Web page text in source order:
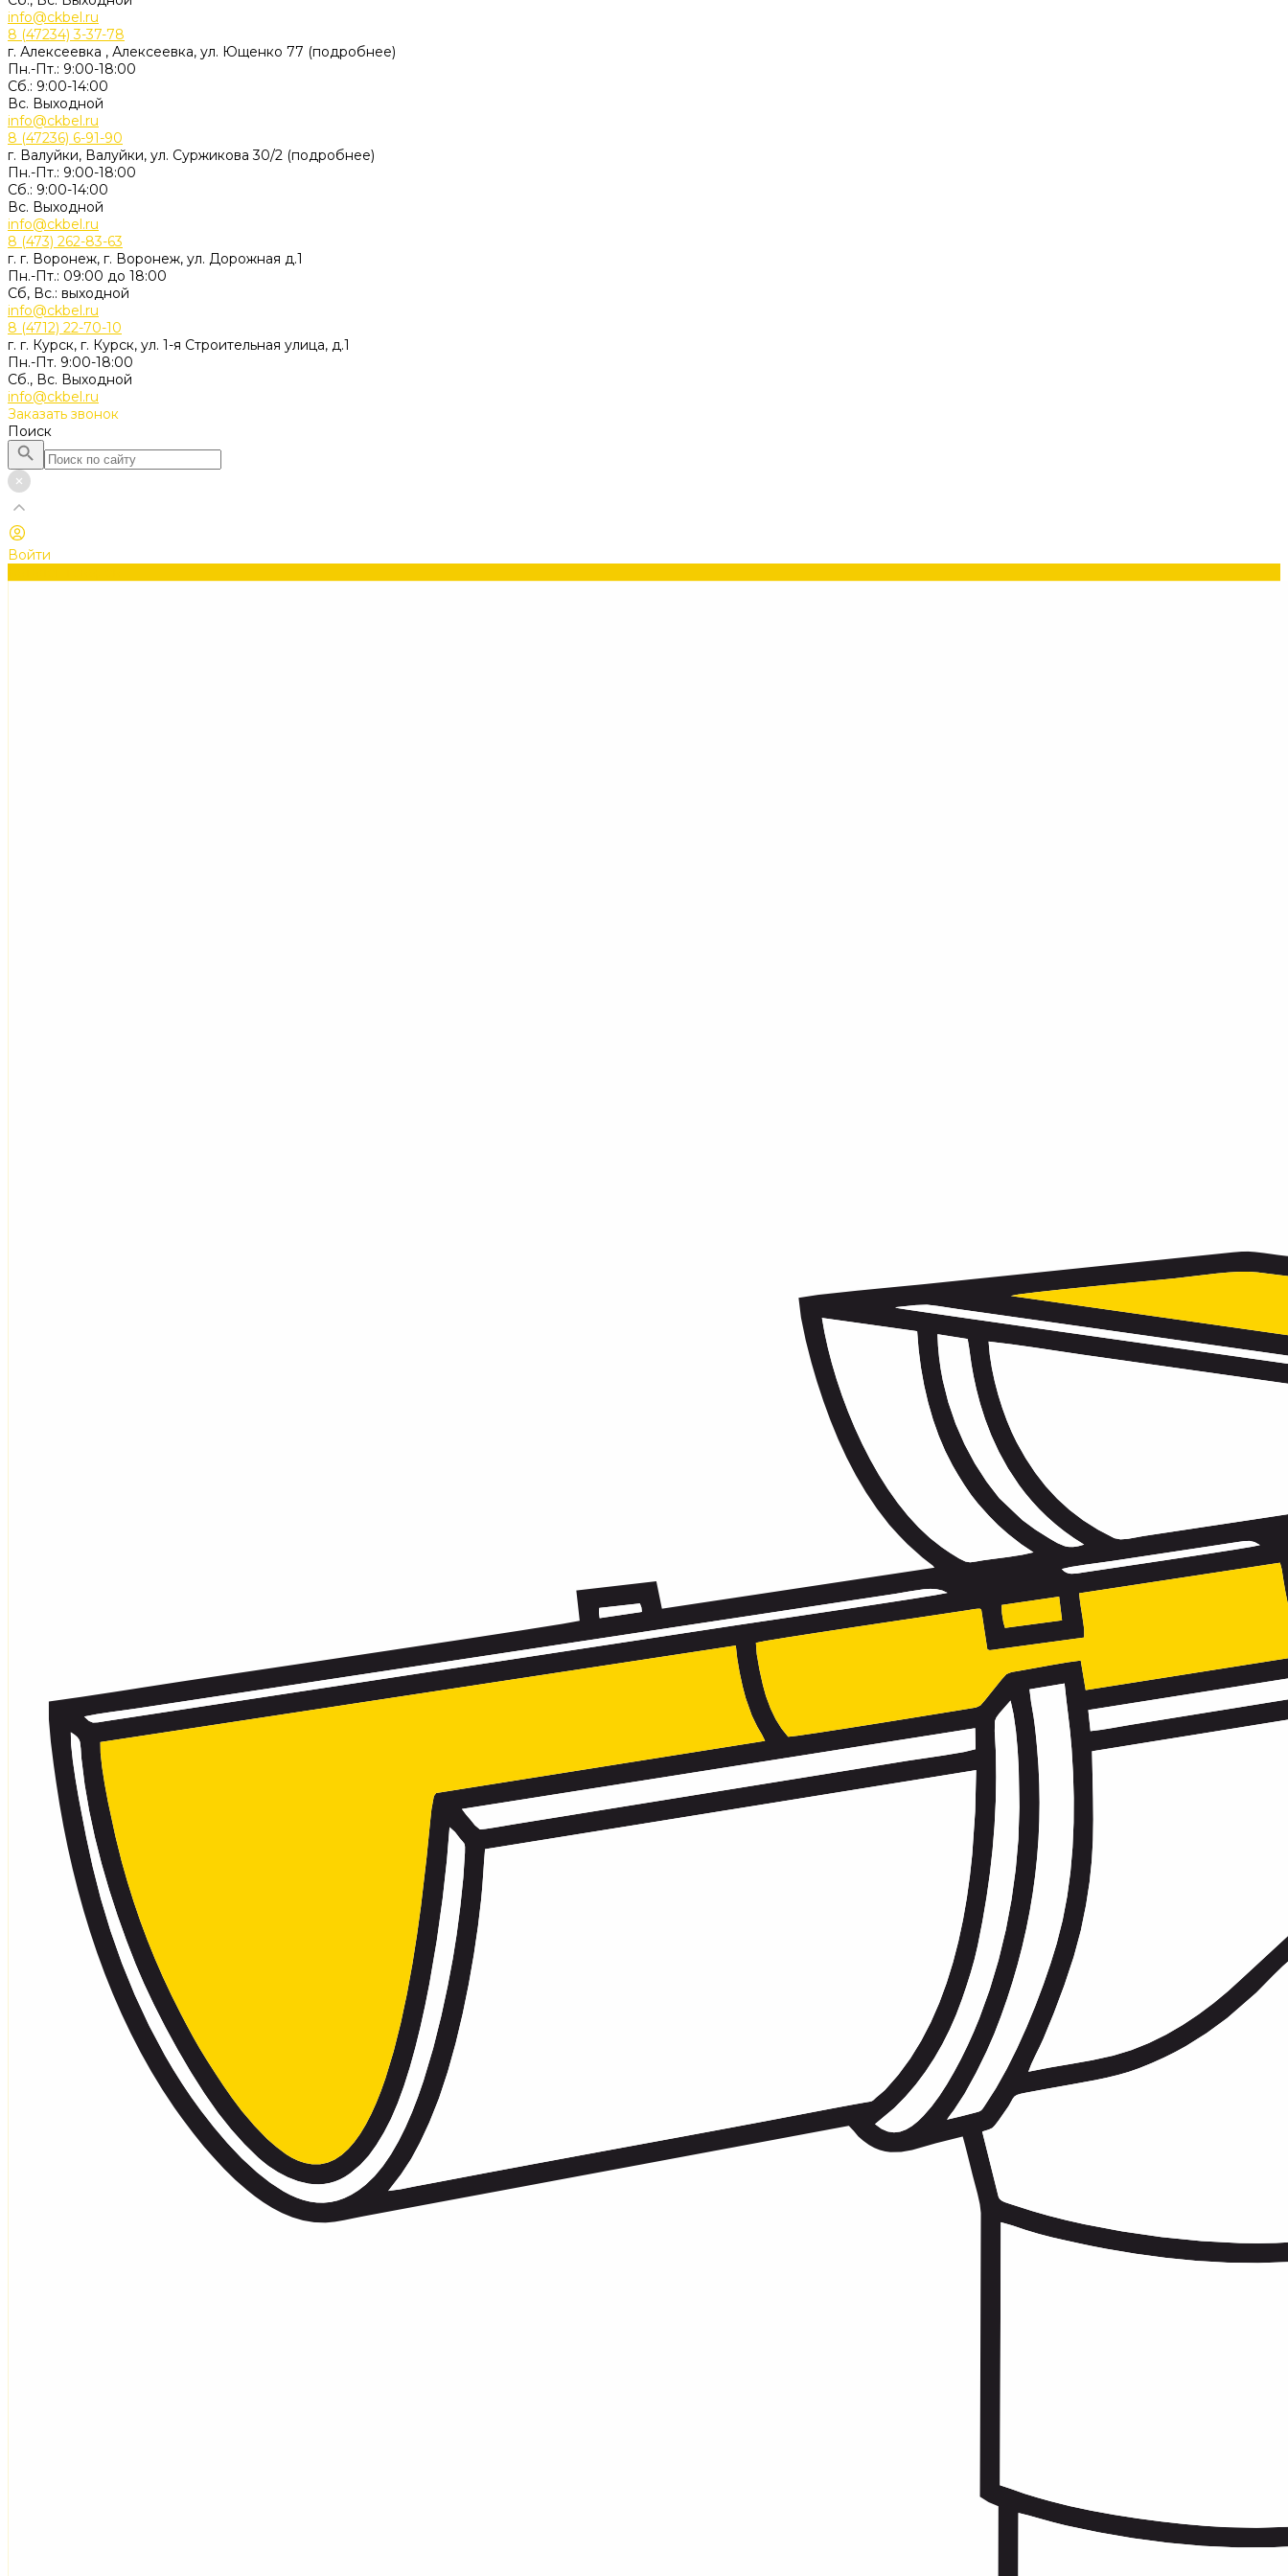
info@ckbel.ru
8 (47234) 3-37-78
г. Алексеевка , Алексеевка, ул. Ющенко 77 (подробнее)
Пн.-Пт.: 9:00-18:00
Сб.: 9:00-14:00
Вс. Выходной
info@ckbel.ru
8 (47236) 6-91-90
г. Валуйки, Валуйки, ул. Суржикова 30/2 (подробнее)
Пн.-Пт.: 9:00-18:00
Сб.: 9:00-14:00
Вс. Выходной
info@ckbel.ru
8 (473) 262-83-63
г. г. Воронеж, г. Воронеж, ул. Дорожная д.1
Пн.-Пт.: 09:00 до 18:00
Сб, Вс.: выходной
info@ckbel.ru
8 (4712) 22-70-10
г. г. Курск, г. Курск, ул. 1-я Строительная улица, д.1
Пн.-Пт. 9:00-18:00
Сб., Вс. Выходной
info@ckbel.ru
Заказать звонок
Поиск
Войти